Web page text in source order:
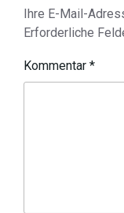
Ihre E-Mail-
Erforderliche
Kommentar *